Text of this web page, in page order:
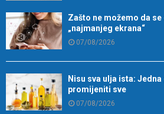
Zašto ne možemo da
„najmanjeg ekrana“
07/08/2026
Nisu sva ulja ista:
promijeniti sve
07/08/2026